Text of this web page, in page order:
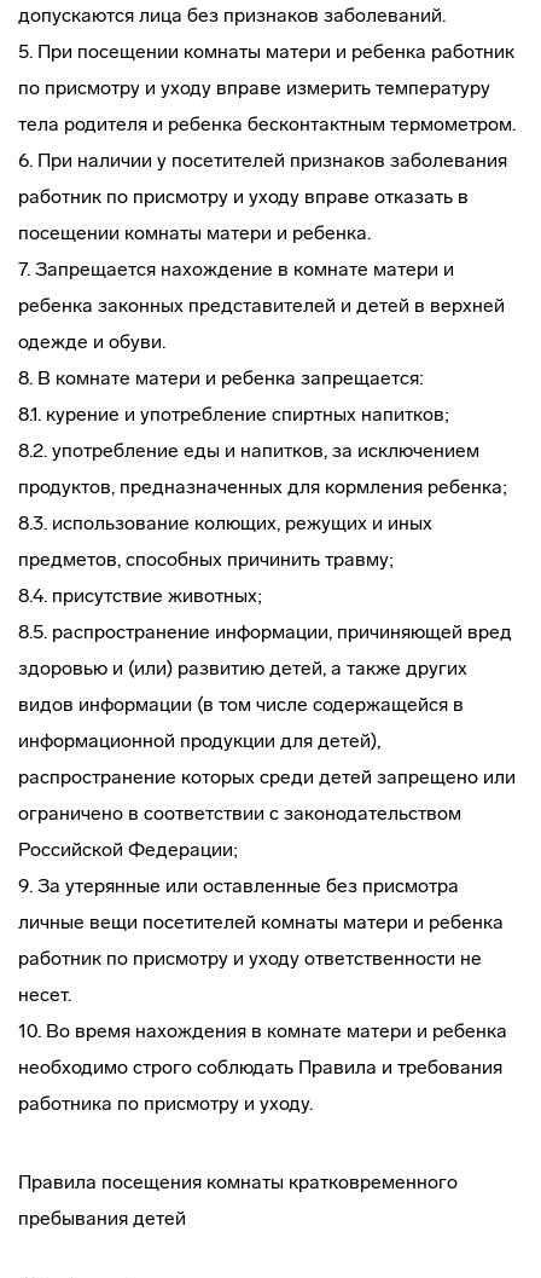
допускаются лица без признаков заболеваний.
5. При посещении комнаты матери и ребенка работник
по присмотру и уходу вправе измерить температуру
тела родителя и ребенка бесконтактным термометром.
6. При наличии у посетителей признаков заболевания
работник по присмотру и уходу вправе отказать в
посещении комнаты матери и ребенка.
7. Запрещается нахождение в комнате матери и
ребенка законных представителей и детей в верхней
одежде и обуви.
8. В комнате матери и ребенка запрещается:
8.1. курение и употребление спиртных напитков;
8.2. употребление еды и напитков, за исключением
продуктов, предназначенных для кормления ребенка;
8.3. использование колющих, режущих и иных
предметов, способных причинить травму;
8.4. присутствие животных;
8.5. распространение информации, причиняющей вред
здоровью и (или) развитию детей, а также других
видов информации (в том числе содержащейся в
информационной продукции для детей),
распространение которых среди детей запрещено или
ограничено в соответствии с законодательством
Российской Федерации;
9. За утерянные или оставленные без присмотра
личные вещи посетителей комнаты матери и ребенка
работник по присмотру и уходу ответственности не
несет.
10. Во время нахождения в комнате матери и ребенка
необходимо строго соблюдать Правила и требования
работника по присмотру и уходу.
Правила посещения комнаты кратковременного
пребывания детей